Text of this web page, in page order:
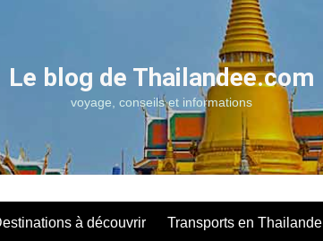
Le blog de Thailandee.com
voyage, conseils et informations
à découvrir Transports en Thailande